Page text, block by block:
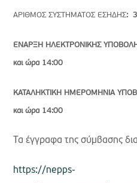
ΑΡΙΘΜΟΣ ΣΥΣΤΗΜΑΤΟΣ ΕΣΗΔΗΣ:
ΕΝΑΡΞΗ ΗΛΕΚΤΡΟΝΙΚΗΣ
και ώρα 14:00
ΚΑΤΑΛΗΚΤΙΚΗ ΗΜΕΡΟΜΗΝΙΑ
και ώρα 14:00
Τα έγγραφα της σύμβασης
https://nepps-